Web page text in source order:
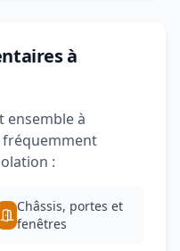
à
ensemble à
fréquemment
:
Châssis, portes et
fenêtres